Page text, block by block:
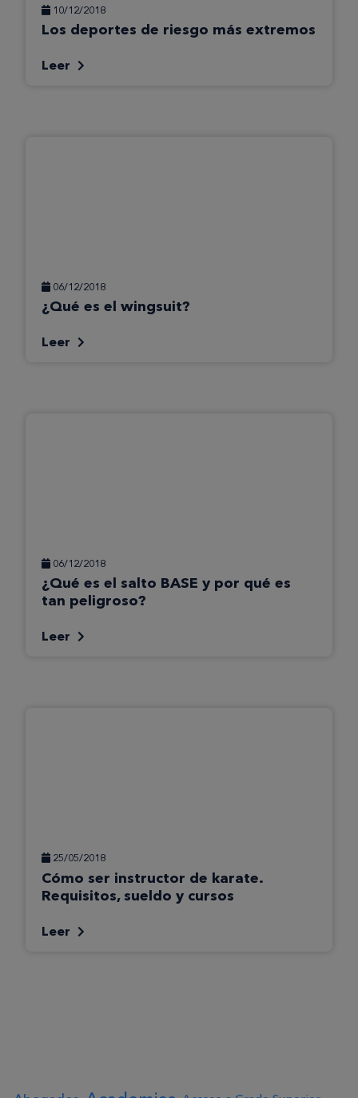
10/12/2018
Los deportes de riesgo más extremos
Leer
06/12/2018
¿Qué es el wingsuit?
Leer
06/12/2018
¿Qué es el salto BASE y por qué es
tan peligroso?
Leer
25/05/2018
Cómo ser instructor de karate.
Requisitos, sueldo y cursos
Leer